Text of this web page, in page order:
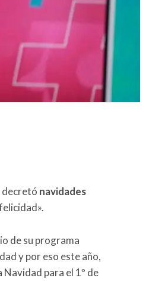
decretó navidades
de su programa
y por eso este año,
para el 1º de